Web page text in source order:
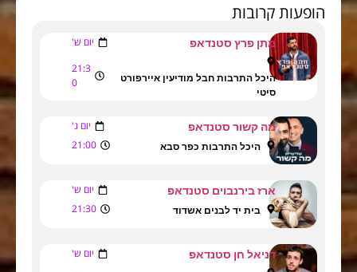
הופעות קרובות
מתן פרץ סטנדאפ יום ש'
היכל התרבות חבל מודיעין איירפורט
סיטי
21:3
0
מה קשור סטנדאפ יום ג'
היכל התרבות כפר סבא 21:00
ארז בירנבוים סטנדאפ יום ש'
בית יד לבנים אשדוד 21:30
דניאל חן סטנדאפ יום ש'